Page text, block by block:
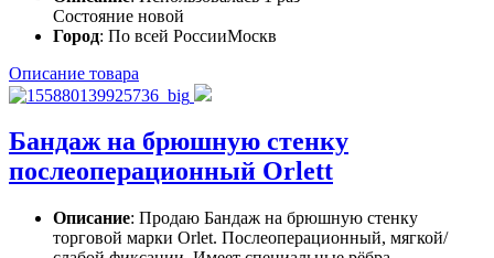
Состояние новой
Город: По всей РоссииМоскв
Описание товара
Бандаж на брюшную стенку
послеоперационный Orlett
Описание: Продаю Бандаж на брюшную стенку
торговой марки Orlet. Послеоперационный, мягкой/